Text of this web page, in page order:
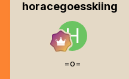
horacegoesskiing
=o=